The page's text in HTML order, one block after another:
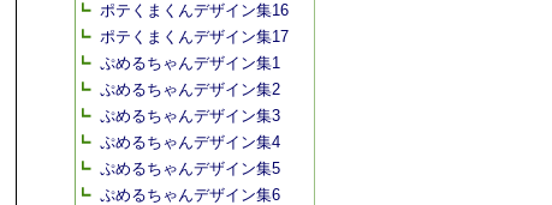
ポテくまくんデザイン集16
ポテくまくんデザイン集17
ぷめるちゃんデザイン集1
ぷめるちゃんデザイン集2
ぷめるちゃんデザイン集3
ぷめるちゃんデザイン集4
ぷめるちゃんデザイン集5
ぷめるちゃんデザイン集6